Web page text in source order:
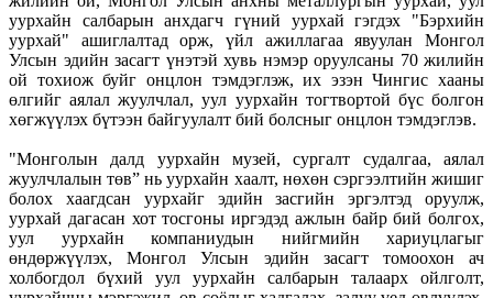
уурхайн салбарын анхдагч гүний уурхай гэгдэх "Бэрхийн
уурхай" ашиглалтад орж, үйл ажиллагаа явуулан Монгол
Улсын эдийн засагт үнэтэй хувь нэмэр оруулсаны 70 жилийн
ой тохиож буйг онцлон тэмдэглэж, их эзэн Чингис хааны
өлгийг аялал жуулчлал, уул уурхайн тогтвортой бүс болгон
хөгжүүлэх бүтээн байгуулалт бий болсныг онцлон тэмдэглэв.
"Монголын далд уурхайн музей, сургалт судалгаа, аялал
жуулчлалын төв” нь уурхайн хаалт, нөхөн сэргээлтийн жишиг
болох хаагдсан уурхайг эдийн засгийн эргэлтэд оруулж,
уурхай дагасан хот тосгоны иргэдэд ажлын байр бий болгох,
уул уурхайн компаниудын нийгмийн хариуцлагыг
өндөржүүлэх, Монгол Улсын эдийн засагт томоохон ач
холбогдол бүхий уул уурхайн салбарын талаарх ойлголт,